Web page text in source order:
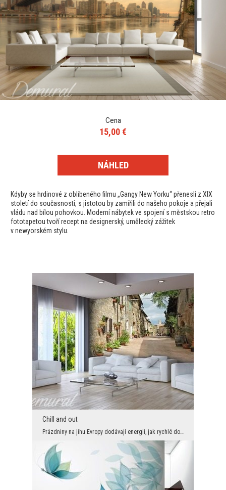
Cena
15,00 €
NÁHLED
Kdyby se hrdinové z oblíbeného filmu „Gangy New Yorku“ přenesli z XIX
století do současnosti, s jistotou by zamířili do našeho pokoje a přejali
vládu nad bílou pohovkou. Moderní nábytek ve spojení s městskou retro
fototapetou tvoří recept na designerský, umělecký zážitek
v newyorském stylu.
Chill and out